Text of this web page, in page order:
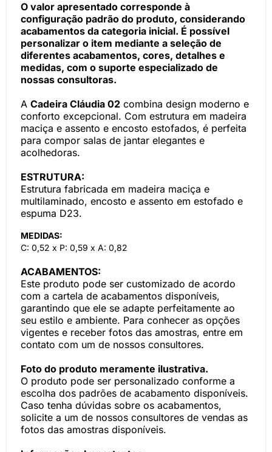
O valor apresentado corresponde à
configuração padrão do produto, considerando
acabamentos da categoria inicial. É possível
personalizar o item mediante a seleção de
diferentes acabamentos, cores, detalhes e
medidas, com o suporte especializado de
nossas consultoras.
A Cadeira Cláudia 02 combina design moderno e
conforto excepcional. Com estrutura em madeira
maciça e assento e encosto estofados, é perfeita
para compor salas de jantar elegantes e
acolhedoras.
ESTRUTURA:
Estrutura fabricada em madeira maciça e
multilaminado, encosto e assento em estofado e
espuma D23.
MEDIDAS:
C: 0,52 x P: 0,59 x A: 0,82
ACABAMENTOS:
Este produto pode ser customizado de acordo
com a cartela de acabamentos disponíveis,
garantindo que ele se adapte perfeitamente ao
seu estilo e ambiente. Para conhecer as opções
vigentes e receber fotos das amostras, entre em
contato com um de nossos consultores.
Foto do produto meramente ilustrativa.
O produto pode ser personalizado conforme a
escolha dos padrões de acabamento disponíveis.
Caso tenha dúvidas sobre os acabamentos,
solicite a um de nossos consultores de vendas as
fotos das amostras disponíveis.